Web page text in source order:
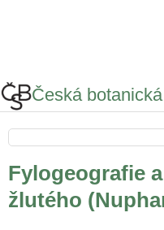
Česká
Fylogeografie
žlutého